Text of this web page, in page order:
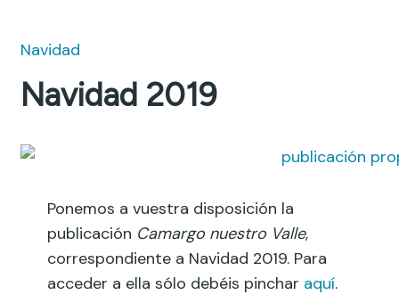
Navidad
Navidad 2019
Ponemos a vuestra disposición la
publicación Camargo nuestro Valle,
correspondiente a Navidad 2019. Para
acceder a ella sólo debéis pinchar aquí.